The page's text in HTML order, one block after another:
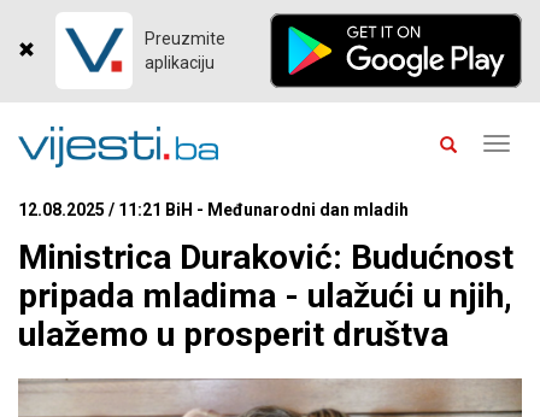
Preuzmite
aplikaciju
12.08.2025 / 11:21 BiH - Međunarodni dan mladih
Ministrica Duraković: Budućnost
pripada mladima - ulažući u njih,
ulažemo u prosperit društva